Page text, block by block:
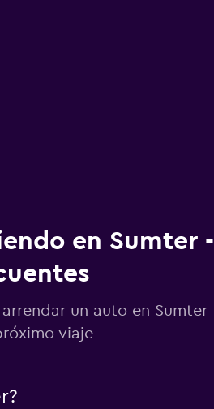
en Sumter -
un auto en Sumter
viaje